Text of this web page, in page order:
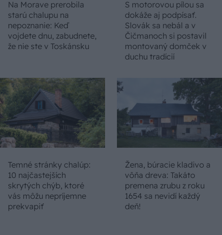
Na Morave prerobila
starú chalupu na
nepoznanie: Keď
vojdete dnu, zabudnete,
že nie ste v Toskánsku
S motorovou pílou sa
dokáže aj podpísať.
Slovák sa nebál a v
Čičmanoch si postavil
montovaný domček v
duchu tradícií
Temné stránky chalúp:
10 najčastejších
skrytých chýb, ktoré
vás môžu nepríjemne
prekvapiť
Žena, búracie kladivo a
vôňa dreva: Takáto
premena zrubu z roku
1654 sa nevidí každý
deň!